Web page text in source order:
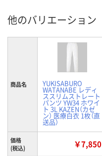
他のバリエーション
商品名 YUKISABURO
WATANABE レディ
ススリムストレート
パンツ YW34 ホワイ
ト 3L KAZEN（カゼ
ン） 医療白衣 1枚（直
送品）
価格
(税込)
￥7,850